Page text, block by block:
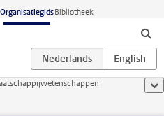
OrganisatiegidsBibliotheek